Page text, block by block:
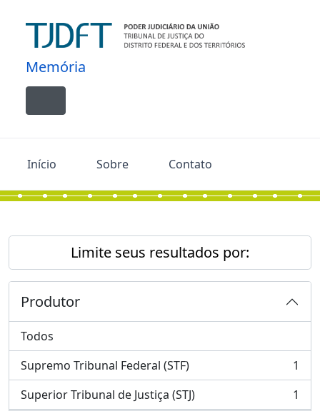
Memória
Toggle navigation
Início Sobre Contato
Limite seus resultados por:
Produtor
Todos
Supremo Tribunal Federal (STF)
, 1 resultados
1
Superior Tribunal de Justiça (STJ)
, 1 resultados
1